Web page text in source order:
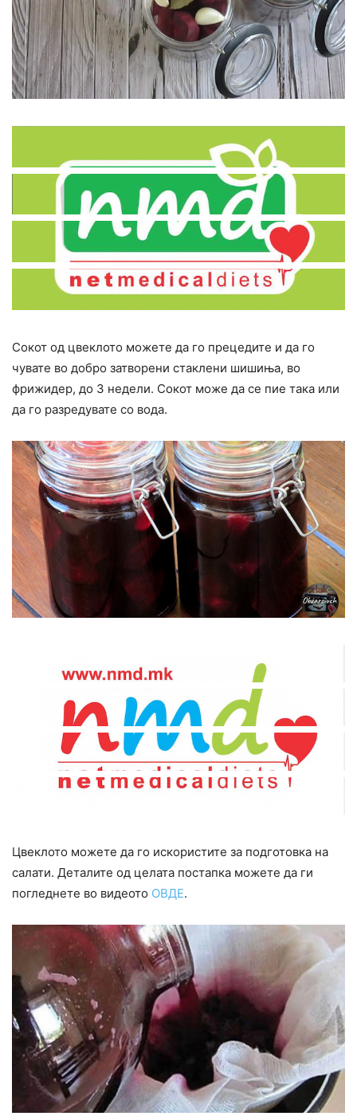
Сокот од цвеклото можете да го прецедите и да го
чувате во добро затворени стаклени шишиња, во
фрижидер, до 3 недели. Сокот може да се пие така или
да го разредувате со вода.
Цвеклото можете да го искористите за подготовка на
салати. Деталите од целата постапка можете да ги
погледнете во видеото ОВДЕ.